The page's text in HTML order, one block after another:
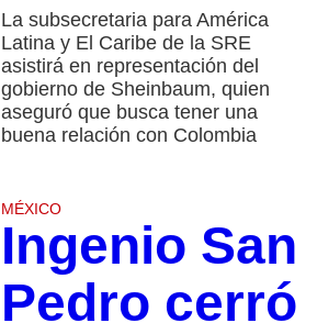
La subsecretaria para América
Latina y El Caribe de la SRE
asistirá en representación del
gobierno de Sheinbaum, quien
aseguró que busca tener una
buena relación con Colombia
MÉXICO
Ingenio San
Pedro cerró